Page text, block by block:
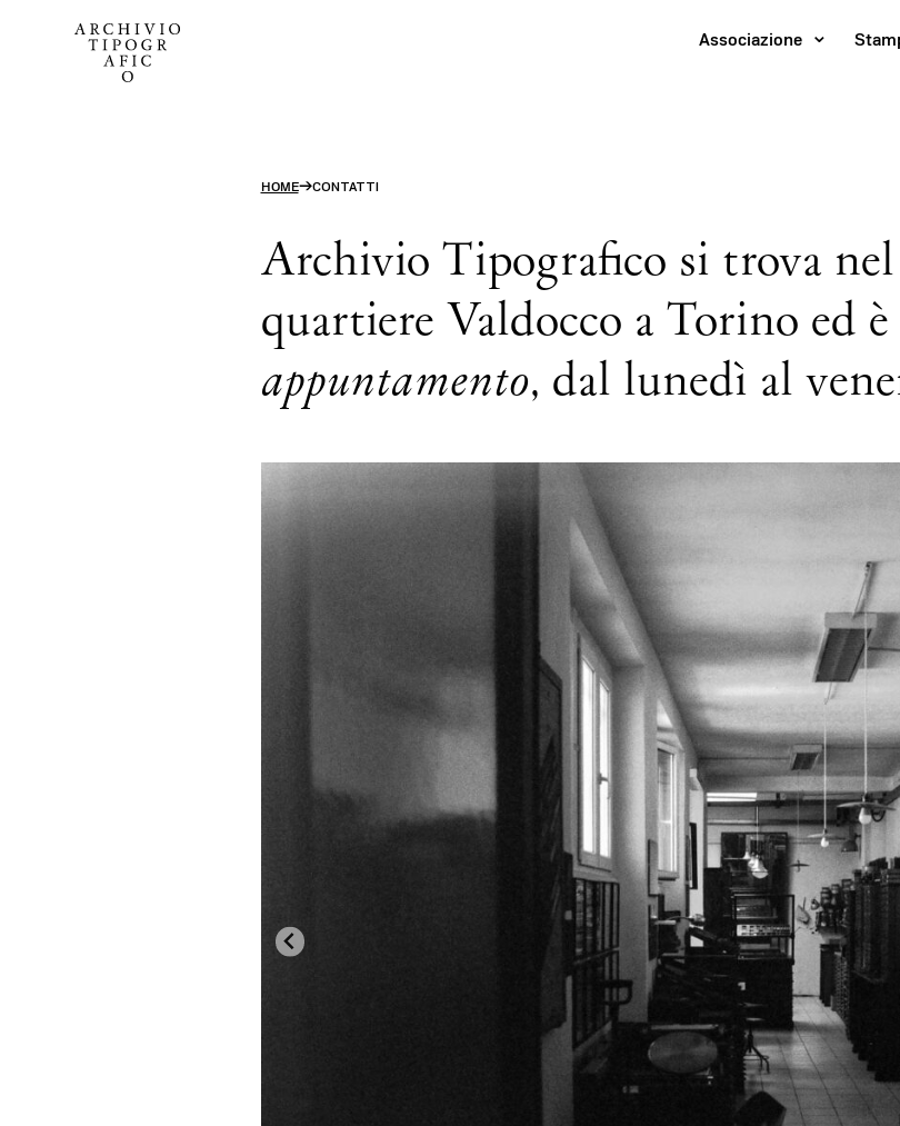
Associazione
HOME→CONTATTI
Archivio Tipografico si trova nel
quartiere Valdocco a Torino ed è
appuntamento, dal lunedì al